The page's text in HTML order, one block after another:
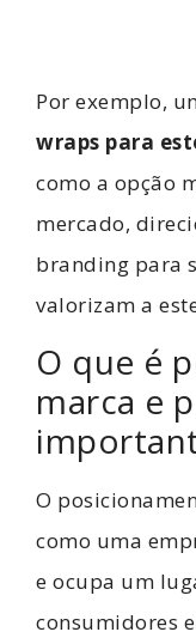
Por exemplo,
wraps para
como a opção
mercado,
branding para
valorizam a
O que é
marca e
O
como uma
e ocupa um
consumidores